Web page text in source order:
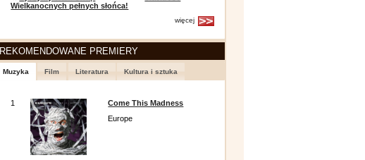
Wielkanocnych pełnych słońca!
więcej
REKOMENDOWANE PREMIERY
Muzyka Film Literatura Kultura i sztuka
1
Come This Madness
Europe